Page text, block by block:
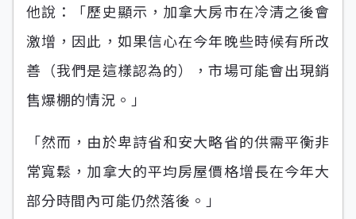
他說：「歷史顯示，加拿大房市在冷清之後會
激增，因此，如果信心在今年晚些時候有所改
善（我們是這樣認為的），市場可能會出現銷
售爆棚的情況。」
「然而，由於卑詩省和安大略省的供需平衡非
常寬鬆，加拿大的平均房屋價格增長在今年大
部分時間內可能仍然落後。」